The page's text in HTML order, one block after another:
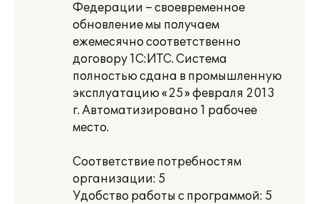
Федерации – своевременное
обновление мы получаем
ежемесячно соответственно
договору 1С:ИТС. Система
полностью сдана в промышленную
эксплуатацию «25» февраля 2013
г. Автоматизировано 1 рабочее
место.
Соответствие потребностям
организации: 5
Удобство работы с программой: 5